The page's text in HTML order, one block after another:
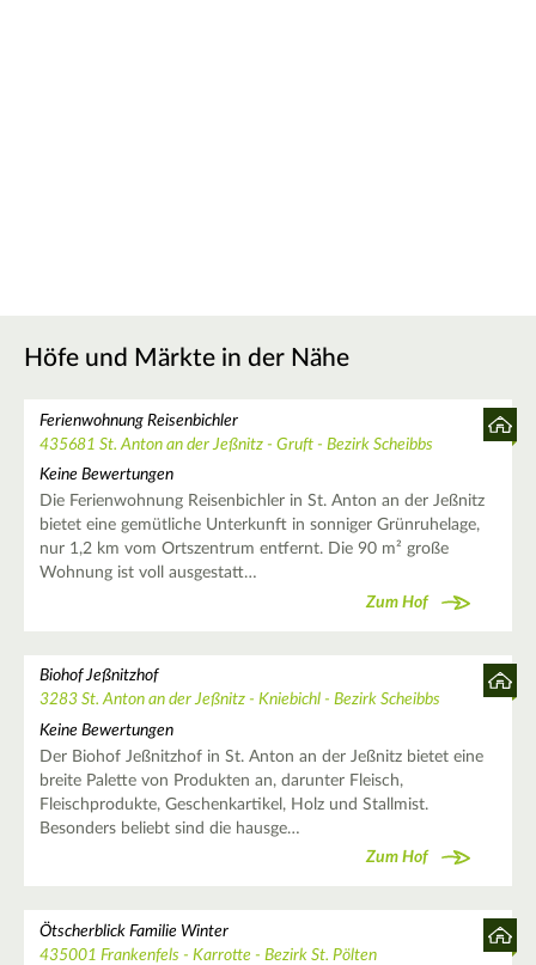
Höfe und Märkte in der Nähe
Ferienwohnung Reisenbichler
435681 St. Anton an der Jeßnitz - Gruft - Bezirk Scheibbs
Keine Bewertungen
Die Ferienwohnung Reisenbichler in St. Anton an der Jeßnitz
bietet eine gemütliche Unterkunft in sonniger Grünruhelage,
nur 1,2 km vom Ortszentrum entfernt. Die 90 m² große
Wohnung ist voll ausgestatt…
Zum Hof
Biohof Jeßnitzhof
3283 St. Anton an der Jeßnitz - Kniebichl - Bezirk Scheibbs
Keine Bewertungen
Der Biohof Jeßnitzhof in St. Anton an der Jeßnitz bietet eine
breite Palette von Produkten an, darunter Fleisch,
Fleischprodukte, Geschenkartikel, Holz und Stallmist.
Besonders beliebt sind die hausge…
Zum Hof
Ötscherblick Familie Winter
435001 Frankenfels - Karrotte - Bezirk St. Pölten